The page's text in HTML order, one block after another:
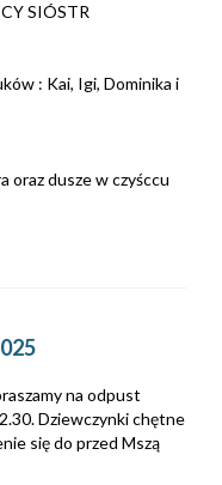
SIÓSTR
: Kai, Igi, Dominika i
oraz dusze w czyśccu
na odpust
Dziewczynki chętne
się do przed Mszą